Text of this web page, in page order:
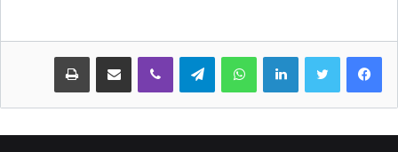
لينكدإن واتساب تيلقرام